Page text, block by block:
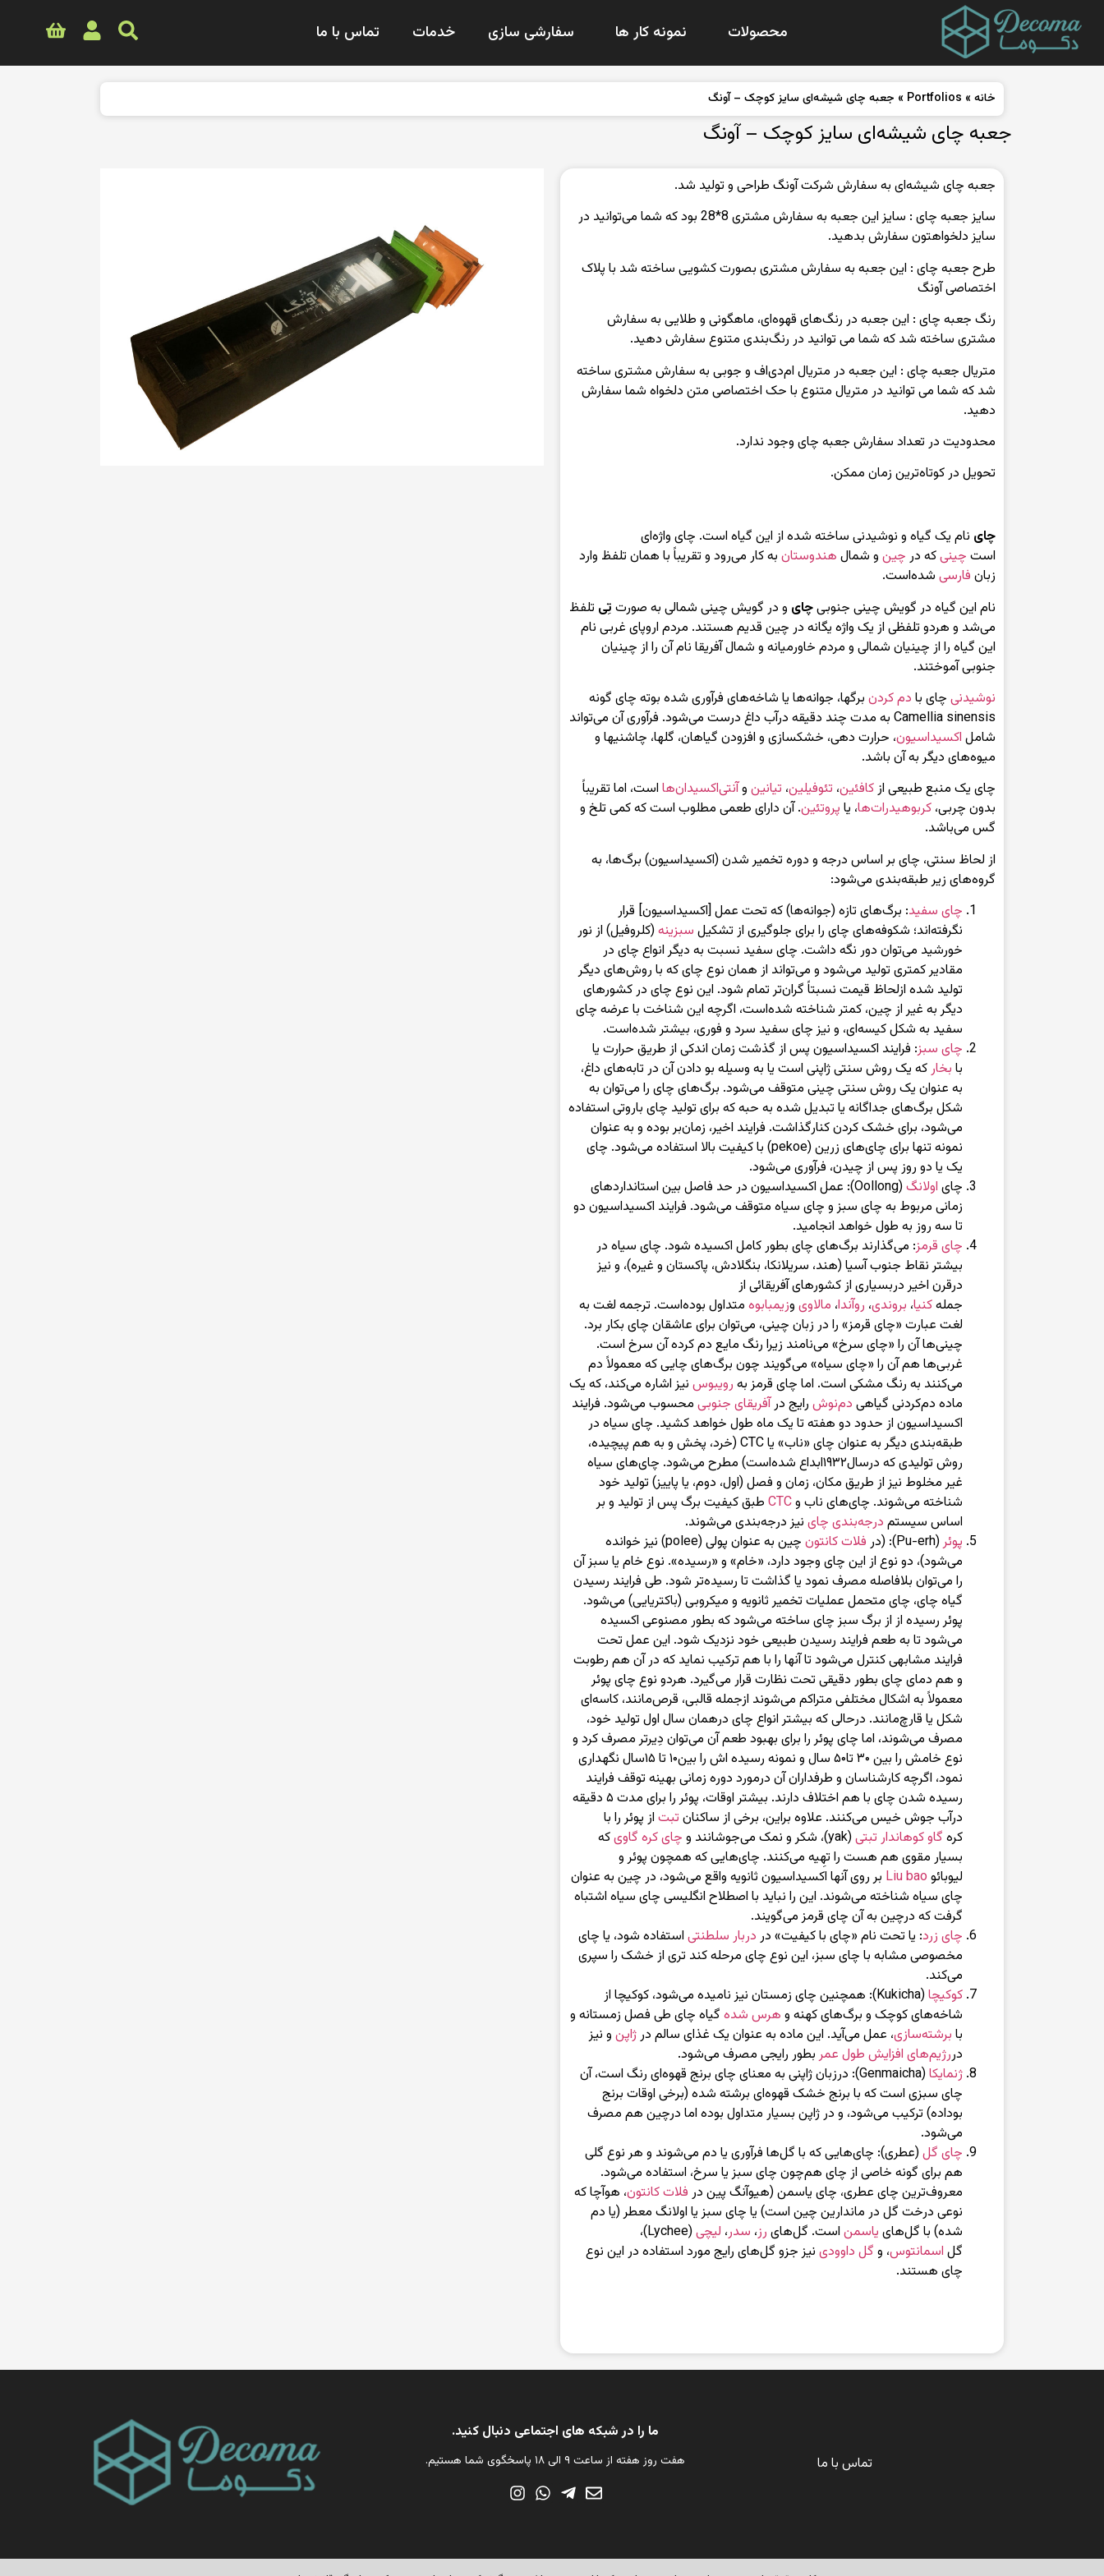
محصولات نمونه کار ها سفارشی سازی خدمات تماس با ما
خانه »
Portfolios
» جعبه چای شیشه‌ای سایز کوچک – آونگ
جعبه چای شیشه‌ای سایز کوچک – آونگ
جعبه چای شیشه‌ای به سفارش شرکت آونگ طراحی و تولید شد.
سایز جعبه چای : سایز این جعبه به سفارش مشتری 8*28 بود که شما می‌توانید در
سایز دلخواهتون سفارش بدهید.
طرح‌ جعبه چای : این جعبه به سفارش مشتری بصورت کشویی ساخته شد با پلاک
اختصاصی آونگ
رنگ‌ جعبه چای : این جعبه در رنگ‌‌های قهوه‌ای، ماهگونی و طلایی به سفارش
مشتری ساخته شد که شما می توانید در رنگ‌بندی متنوع سفارش دهید.
متریال جعبه چای : این جعبه در متریال ام‌دی‌اف و جوبی به سفارش مشتری ساخته
شد که شما می توانید در متریال متنوع با حک اختصاصی متن دلخواه شما سفارش
دهید.
محدودیت در تعداد سفارش جعبه چای وجود ندارد.
تحویل در کوتاه‌ترین زمان ممکن.
چای نام یک گیاه و نوشیدنی ساخته شده از این گیاه است. چای واژه‌ای
است چینیکه در چین و شمال هندوستان به کار می‌رود و تقریباً با همان تلفظ وارد
زبان فارسی شده‌است.
نام این گیاه در گویش چینی جنوبیچای و در گویش چینی شمالی به صورت تِی تلفظ
می‌شد و هردو تلفظی از یک واژه یگانه در چین قدیم هستند. مردم اروپای غربی نام
این گیاه را از چینیان شمالی و مردم خاورمیانه و شمال آفریقا نام آن را از چینیان
جنوبی آموختند.
نوشیدنی چای با دم کردن برگها، جوانه‌ها یا شاخه‌های فرآوری شده بوته چای گونه
Camellia sinensis به مدت چند دقیقه درآب داغ درست می‌شود. فرآوری آن می‌تواند
شامل اکسیداسیون، حرارت دهی، خشکسازی و افزودن گیاهان، گلها، چاشنیها و
میوه‌های دیگر به آن باشد.
چای یک منبع طبیعی ازکافئین، تئوفیلین، تیانین وآنتی‌اکسیدان‌ها است، اما تقریباً
بدون چربی، کربوهیدرات‌ها، یا پروتئین. آن دارای طعمی مطلوب است که کمی تلخ و
گس می‌باشد.
از لحاظ سنتی، چای بر اساس درجه و دوره تخمیر شدن (اکسیداسیون) برگ‌ها، به
گروه‌های زیر طبقه‌بندی می‌شود:
چای سفید: برگ‌های تازه (جوانه‌ها) که تحت عمل [اکسیداسیون] قرار
نگرفته‌اند؛ شکوفه‌های چای را برای جلوگیری از تشکیل سبزینه(کلروفیل) از نور
خورشید می‌توان دور نگه داشت. چای سفید نسبت به دیگر انواع چای در
مقادیر کمتری تولید می‌شود و می‌تواند از همان نوع چای که با روش‌های دیگر
تولید شده ازلحاظ قیمت نسبتاً گران‌تر تمام شود. این نوع چای در کشورهای
دیگر به غیر از چین، کمتر شناخته شده‌است، اگرچه این شناخت با عرضه چای
سفید به شکل کیسه‌ای، و نیز چای سفید سرد و فوری، بیشتر شده‌است.
چای سبز: فرایند اکسیداسیون پس از گذشت زمان اندکی از طریق حرارت یا
با بخارکه یک روش سنتی ژاپنی است یا به وسیله بو دادن آن در تابه‌های داغ،
به عنوان یک روش سنتی چینی متوقف می‌شود. برگ‌های چای را می‌توان به
شکل برگ‌های جداگانه یا تبدیل شده به حبه که برای تولید چای باروتی استفاده
می‌شود، برای خشک کردن کنارگذاشت. فرایند اخیر، زمان‌بر بوده و به عنوان
نمونه تنها برای چای‌های زرین (pekoe) با کیفیت بالا استفاده می‌شود. چای
یک یا دو روز پس از چیدن، فرآوری می‌شود.
چای اولانگ
(Oollong): عمل اکسیداسیون در حد فاصل بین استانداردهای
زمانی مربوط به چای سبز و چای سیاه متوقف می‌شود. فرایند اکسیداسیون دو
تا سه روز به طول خواهد انجامید.
چای قرمز: می‌گذارند برگ‌های چای بطور کامل اکسیده شود. چای سیاه در
بیشتر نقاط جنوب آسیا (هند، سریلانکا، بنگلادش، پاکستان و غیره)، و نیز
درقرن اخیر دربسیاری از کشورهای آفریقائی از
جملهکنیا، بروندی، روآندا، مالاوی وزیمبابوه متداول بوده‌است. ترجمه لغت به
لغت عبارت «چای قرمز» را در زبان چینی، می‌توان برای عاشقان چای بکار برد.
چینی‌ها آن را «چای سرخ» می‌نامند زیرا رنگ مایع دم کرده آن سرخ است.
غربی‌ها هم آن را «چای سیاه» می‌گویند چون برگ‌های چایی که معمولاً دم
می‌کنند به رنگ مشکی است. اما چای قرمز به رویبوس نیز اشاره می‌کند، که یک
ماده دم‌کردنی گیاهی دم‌نوش رایج درآفریقای جنوبی محسوب می‌شود. فرایند
اکسیداسیون از حدود دو هفته تا یک ماه طول خواهد کشید. چای سیاه در
طبقه‌بندی دیگر به عنوان چای «ناب» یا CTC (خرد، پخش و به هم پیچیده،
روش تولیدی که درسال۱۹۳۲ابداع شده‌است) مطرح می‌شود. چای‌های سیاه
غیر مخلوط نیز از طریق مکان، زمان و فصل (اول، دوم، یا پاییز) تولید خود
شناخته می‌شوند. چای‌های ناب وCTC طبق کیفیت برگ پس از تولید و بر
اساس سیستم درجه‌بندی چای نیز درجه‌بندی می‌شوند.
پوئر(Pu-erh): (در فلات کانتون
چین به عنوان پولی (polee) نیز خوانده
می‌شود)، دو نوع از این چای وجود دارد، «خام» و «رسیده». نوع خام یا سبز آن
را می‌توان بلافاصله مصرف نمود یا گذاشت تا رسیده‌تر شود. طی فرایند رسیدن
گیاه چای، چای متحمل عملیات تخمیر ثانویه و میکروبی (باکتریایی) می‌شود.
پوئر رسیده از از برگ سبز چای ساخته می‌شود که بطور مصنوعی اکسیده
می‌شود تا به طعم فرایند رسیدن طبیعی خود نزدیک شود. این عمل تحت
فرایند مشابهی کنترل می‌شود تا آنها را با هم ترکیب نماید که در آن هم رطوبت
و هم دمای چای بطور دقیقی تحت نظارت قرار می‌گیرد. هردو نوع چای پوئر
معمولاً به اشکال مختلفی متراکم می‌شوند ازجمله قالبی، قرص‌مانند، کاسه‌ای
شکل یا قارچ‌مانند. درحالی که بیشتر انواع چای درهمان سال اول تولید خود،
مصرف می‌شوند، اما چای پوئر را برای بهبود طعم آن می‌توان دِیرتر مصرف کرد و
نوع خامش را بین ۳۰ تا۵۰ سال و نمونه رسیده اش را بین۱۰ تا ۱۵سال نگهداری
نمود، اگرچه کارشناسان و طرفداران آن درمورد دوره زمانی بهینه توقف فرایند
رسیده شدن چای با هم اختلاف دارند. بیشتر اوقات، پوئر را برای مدت ۵ دقیقه
درآب جوش خیس می‌کنند. علاوه براین، برخی از ساکنان تبت از پوئر را با
کره گاو کوهاندار تبتی(yak)، شکر و نمک می‌جوشانند و چای کره گاویکه
بسیار مقوی هم هست را تهِیه می‌کنند. چای‌هایی که همچون پوئر و
لیوبائو Liu bao بر روی آنها اکسیداسیون ثانویه واقع می‌شود، در چین به عنوان
چای سیاه شناخته می‌شوند. این را نباید با اصطلاح انگلیسی چای سیاه اشتباه
گرفت که درچین به آن چای قرمز می‌گویند.
چای زرد: یا تحت نام «چای با کیفیت» در دربار سلطنتی استفاده شود، یا چای
مخصوصی مشابه با چای سبز، این نوع چای مرحله کند تری از خشک را سپری
می‌کند.
کوکیچا
(Kukicha): همچنین چای زمستان نیز نامیده می‌شود، کوکیچا از
شاخه‌های کوچک و برگ‌های کهنه و هرس شده گیاه چای طی فصل زمستانه و
با برشته‌سازی، عمل می‌آید. این ماده به عنوان یک غذای سالم درژاپن و نیز
دررژیم‌های افزایش طول عمربطور رایجی مصرف می‌شود.
ژنمایکا
(Genmaicha): درزبان ژاپنی به معنای چای برنج قهوه‌ای رنگ است، آن
چای سبزی است که با برنج خشک قهوه‌ای برشته شده (برخی اوقات برنج
بوداده) ترکیب می‌شود، و در ژاپن بسیار متداول بوده اما درچین هم مصرف
می‌شود.
چای گل(عطری): چای‌هایی که با گل‌ها فرآوری یا دم می‌شوند و هر نوع گلی
هم برای گونه خاصی از چای هم‌چون چای سبز یا سرخ، استفاده می‌شود.
معروف‌ترین چای عطری، چای یاسمن (هیوآنگ پین در فلات کانتون، هوآچا که
نوعی درخت گل در ماندارین چین است) یا چای سبز یا اولانگ معطر (یا دم
شده) با گل‌های یاسمن است. گل‌های رز، سدر، لیچی
(Lychee)،
گل اسمانتوس، و گل داوودی نیز جزو گل‌های رایج مورد استفاده در این نوع
چای هستند.
تماس با ما
ما را در شبکه های اجتماعی دنبال کنید.
هفت روز هفته از ساعت ۹ الی ۱۸ پاسخگوی شما هستیم.